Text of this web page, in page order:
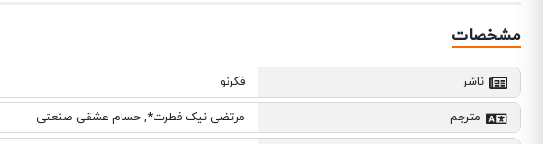
مشخصات
ناشر فکرنو
مترجم مرتضی نیک فطرت*, حسام عشقی صنعتی